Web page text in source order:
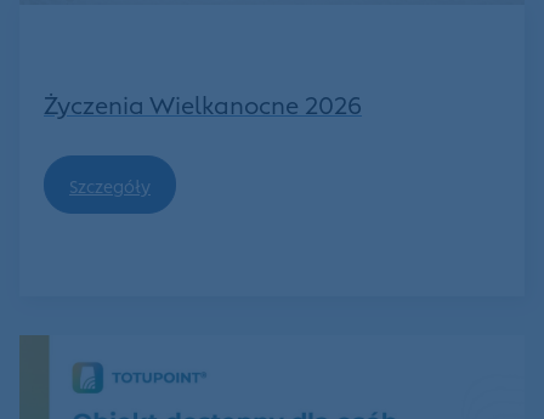
Życzenia Wielkanocne 2026
Szczegóły